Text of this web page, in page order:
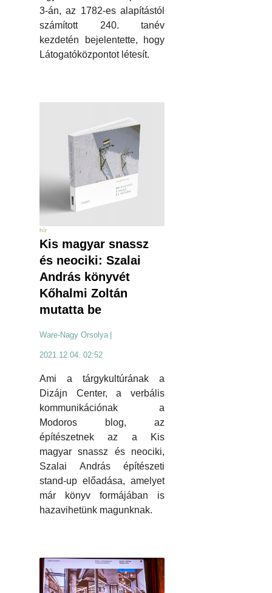
3-án, az 1782-es alapítástól
számított 240. tanév
kezdetén bejelentette, hogy
Látogatóközpontot létesít.
hír
Kis magyar snassz
és neociki: Szalai
András könyvét
Kőhalmi Zoltán
mutatta be
Ware-Nagy Orsolya
2021.12.04. 02:52
Ami a tárgykultúrának a
Dizájn Center, a verbális
kommunikációnak a
Modoros blog, az
építészetnek az a Kis
magyar snassz és neociki,
Szalai András építészeti
stand-up előadása, amelyet
már könyv formájában is
hazavihetünk magunknak.